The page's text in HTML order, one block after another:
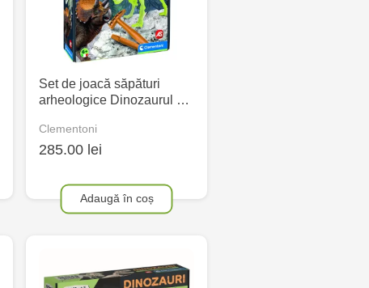
Set de joacă săpături
arheologice Dinozaurul …
Clementoni
285.00 lei
Adaugă în coș